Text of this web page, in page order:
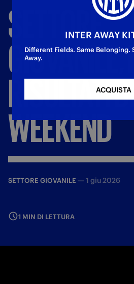
SETTORE
GIOVANILE,I
RISULTATI
WEEKEND
SETTORE GIOVANILE — 1 giu 2026
1 MIN DI LETTURA
INTER AWAY
Different Fields. Same Belonging.
Away.
ACQUISTA